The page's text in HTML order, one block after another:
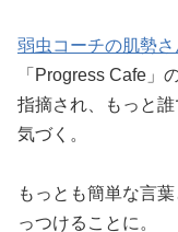
弱虫コーチの肌勢さ
「Progress Cafe」
指摘され、もっと
気づく。
もっとも簡単な言
っつけることに。